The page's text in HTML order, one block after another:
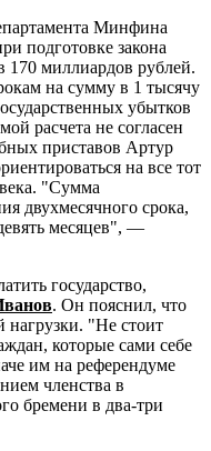
Минфина
подготовке закона
170 миллиардов рублей.
на сумму в 1 тысячу
убытков
расчета не согласен
приставов Артур
на все тот
"Сумма
двухмесячного срока,
месяцев", —
государство,
. Он пояснил, что
нагрузки. "Не стоит
которые сами себе
им на референдуме
членства в
бремени в два-три